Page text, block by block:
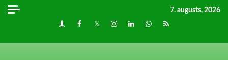
Skip
7. augusts, 2026
DraugiemFacebook
TwitterInstagram
LinkedInwhatsapp
RSS